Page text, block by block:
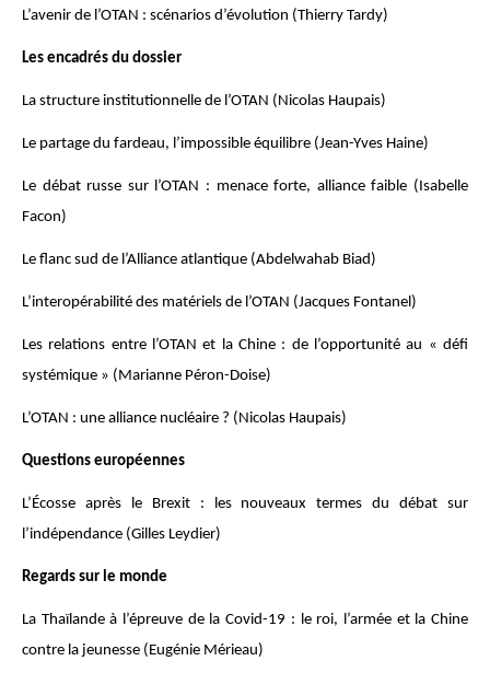
L’avenir de l’OTAN : scénarios d’évolution (Thierry Tardy)
Les encadrés du dossier
La structure institutionnelle de l’OTAN (Nicolas Haupais)
Le partage du fardeau, l’impossible équilibre (Jean-Yves Haine)
Le débat russe sur l’OTAN : menace forte, alliance faible (Isabelle
Facon)
Le flanc sud de l’Alliance atlantique (Abdelwahab Biad)
L’interopérabilité des matériels de l’OTAN (Jacques Fontanel)
Les relations entre l’OTAN et la Chine : de l’opportunité au « défi
systémique » (Marianne Péron-Doise)
L’OTAN : une alliance nucléaire ? (Nicolas Haupais)
Questions européennes
L’Écosse après le Brexit : les nouveaux termes du débat sur
l’indépendance (Gilles Leydier)
Regards sur le monde
La Thaïlande à l’épreuve de la Covid-19 : le roi, l’armée et la Chine
contre la jeunesse (Eugénie Mérieau)